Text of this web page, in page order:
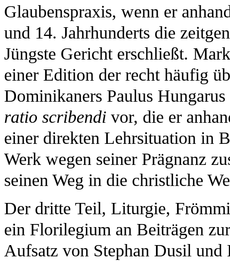
Glaubenspraxis, wenn er
und 14. Jahrhunderts die
Jüngste Gericht erschließt.
einer Edition der recht häufig
Dominikaners Paulus
ratio scribendi vor, die er
einer direkten Lehrsituation in
Werk wegen seiner Prägnanz
seinen Weg in die christliche
Der dritte Teil, Liturgie,
ein Florilegium an Beiträgen
Aufsatz von Stephan Dusil